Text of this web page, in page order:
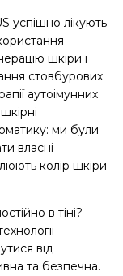
успішно лікують
шкіри і
стовбурових
аутоімунних
ми були
власні
колір шкіри
в тіні?
від
та безпечна.